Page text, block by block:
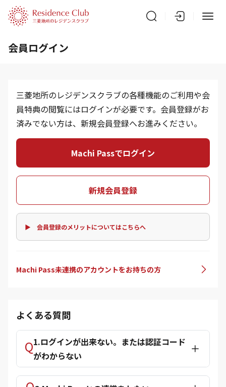
会員ログイン
三菱地所のレジデンスクラブの各種機能のご利用や会
員特典の閲覧にはログインが必要です。会員登録がお
済みでない方は、新規会員登録へお進みください。
Machi Passでログイン
新規会員登録
▶ 会員登録のメリットについてはこちらへ
Machi Pass未連携のアカウントをお持ちの方
よくある質問
1.ログインが出来ない。または認証コード
がわからない